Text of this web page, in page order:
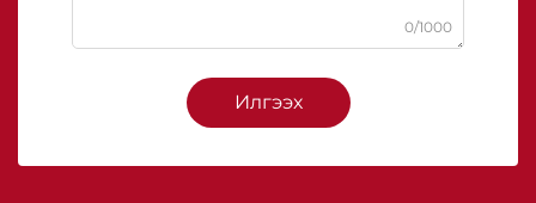
0/1000
Илгээх